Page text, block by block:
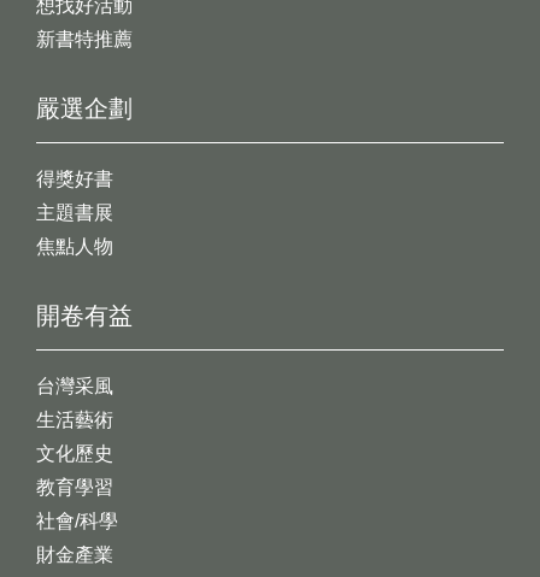
想找好活動
新書特推薦
開卷有益
台灣采風
生活藝術
文化歷史
教育學習
社會/科學
財金產業
嚴選企劃
得獎好書
主題書展
焦點人物